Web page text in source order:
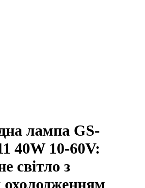
лампа GS-
40W 10-60V:
світло з